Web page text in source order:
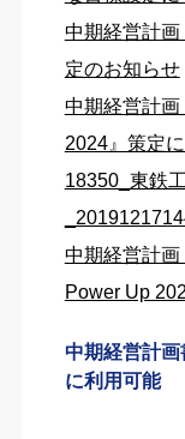
中期経営計
定のお知らせ
中期経営計
2024』策定
18350_東鉄
中期経営計
Power Up
中期経営計
に利用可能